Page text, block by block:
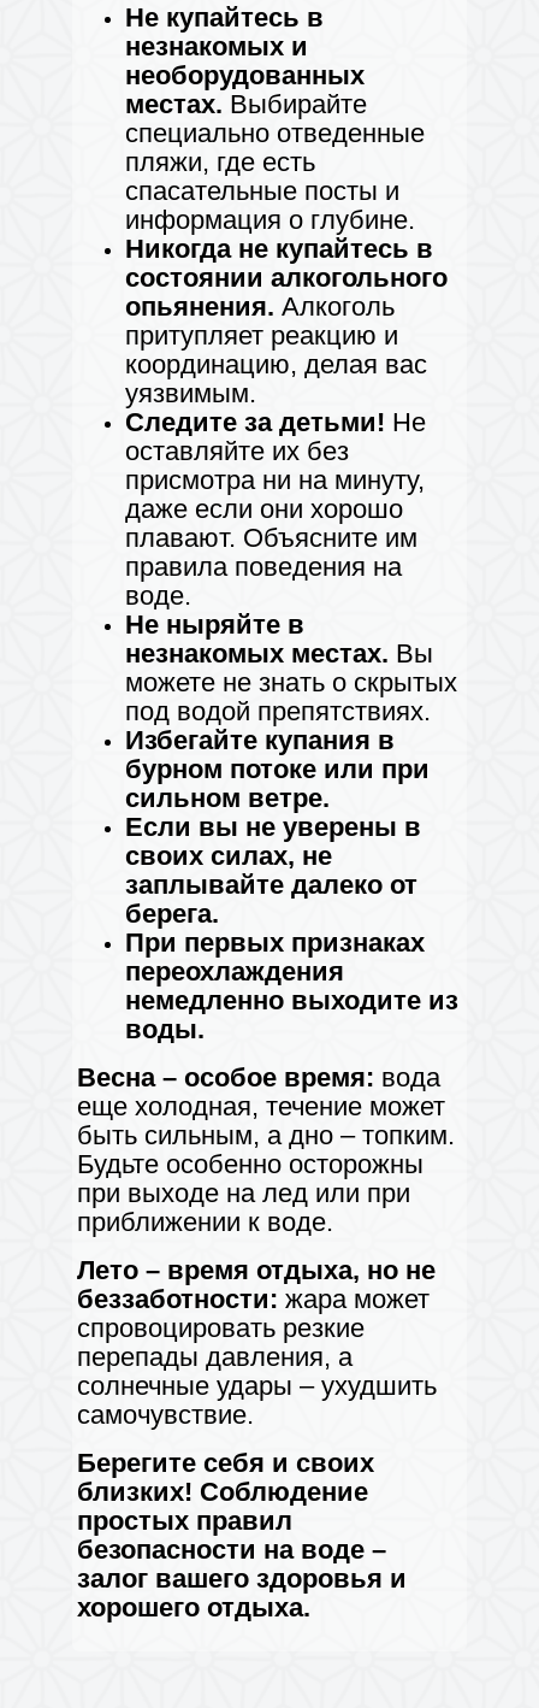
Не купайтесь в
незнакомых и
необорудованных
местах. Выбирайте
специально отведенные
пляжи, где есть
спасательные посты и
информация о глубине.
Никогда не купайтесь в
состоянии алкогольного
опьянения. Алкоголь
притупляет реакцию и
координацию, делая вас
уязвимым.
Следите за детьми! Не
оставляйте их без
присмотра ни на минуту,
даже если они хорошо
плавают. Объясните им
правила поведения на
воде.
Не ныряйте в
незнакомых местах. Вы
можете не знать о скрытых
под водой препятствиях.
Избегайте купания в
бурном потоке или при
сильном ветре.
Если вы не уверены в
своих силах, не
заплывайте далеко от
берега.
При первых признаках
переохлаждения
немедленно выходите из
воды.
Весна – особое время: вода
еще холодная, течение может
быть сильным, а дно – топким.
Будьте особенно осторожны
при выходе на лед или при
приближении к воде.
Лето – время отдыха, но не
беззаботности: жара может
спровоцировать резкие
перепады давления, а
солнечные удары – ухудшить
самочувствие.
Берегите себя и своих
близких! Соблюдение
простых правил
безопасности на воде –
залог вашего здоровья и
хорошего отдыха.